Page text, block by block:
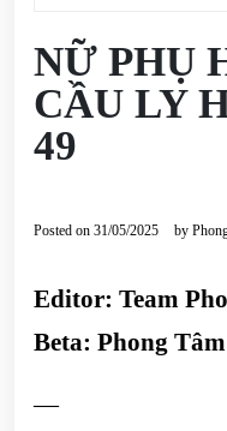
NỮ PHỤ
CẦU LY
49
Posted on 31/05/2025 by
Editor: Team
Beta: Phong Tâm
—